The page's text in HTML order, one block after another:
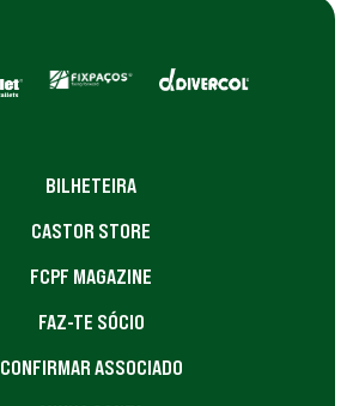
BILHETEIRA
CASTOR STORE
FCPF MAGAZINE
FAZ-TE SÓCIO
CONFIRMAR ASSOCIADO